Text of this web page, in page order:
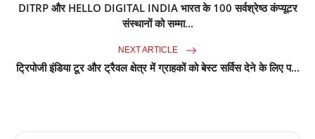
DITRP और HELLO DIGITAL INDIA भारत के 100 सर्वश्रेष्ठ कंप्यूटर
संस्थानों को सम्मा...
NEXT ARTICLE
ट्रिपोजी इंडिया टूर और ट्रैवल क्षेत्र में ग्राहकों को बेस्ट सर्विस देने के लिए प...